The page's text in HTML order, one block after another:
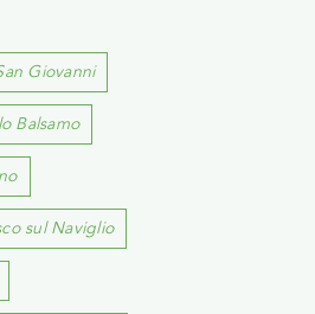
Giovanni
Balsamo
sul Naviglio